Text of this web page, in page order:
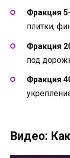
Фракция
плитки,
Фракция
под
Фракция
Видео: